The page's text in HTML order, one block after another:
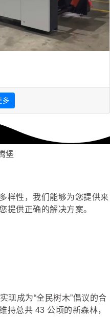
多
样性，我们能够为您提供来
提供正确的解决方案。
现成为“全民树木”倡议的合
持总共 43 公顷的新森林，